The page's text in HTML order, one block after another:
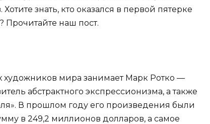
знать, кто оказался в первой пятерке
Прочитайте наш пост.
художников мира занимает Марк Ротко —
абстрактного экспрессионизма, а также
В прошлом году его произведения были
в 249,2 миллионов долларов, а самое